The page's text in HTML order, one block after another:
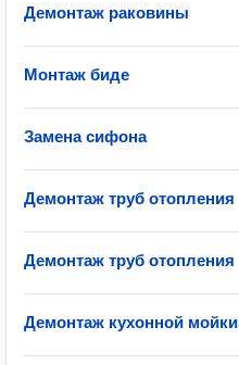
Демонтаж раковины
Монтаж биде
Замена сифона
Демонтаж труб отопления
Демонтаж труб отопления
Демонтаж кухонной мойки